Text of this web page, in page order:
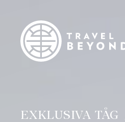
EXKLUSIVA TÅG